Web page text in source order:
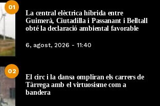
01
La central elèctrica híbrida entre
Guimerà, Ciutadilla i Passanant i Belltall
obté la declaració ambiental favorable
6, agost, 2026 - 11:40
02
El circ i la dansa ompliran els carrers de
Tàrrega amb el virtuosisme com a
bandera